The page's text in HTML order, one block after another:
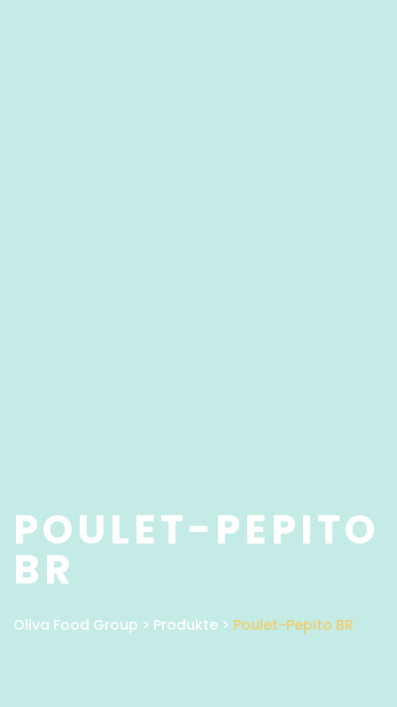
POULET-PEPITO
BR
Oliva Food Group > Produkte > Poulet-Pepito BR